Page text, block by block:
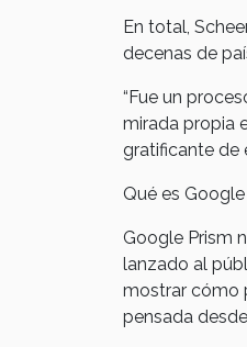
En total,
decenas de
“Fue un
mirada propia
gratificante de
Qué es
Google Prism
lanzado al
mostrar cómo
pensada